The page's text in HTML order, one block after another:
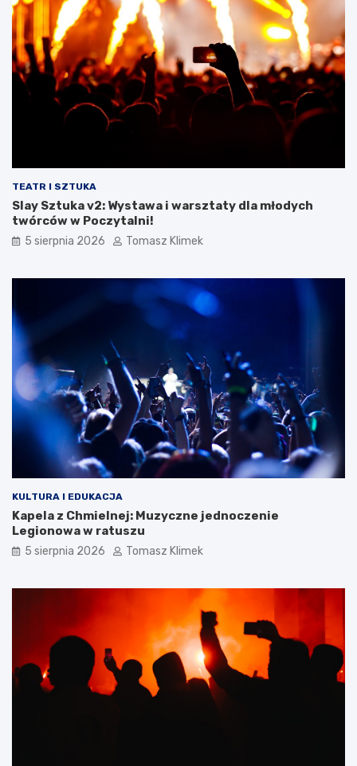
TEATR I SZTUKA
Slay Sztuka v2: Wystawa i warsztaty dla młodych
twórców w Poczytalni!
5 sierpnia 2026 Tomasz Klimek
KULTURA I EDUKACJA
Kapela z Chmielnej: Muzyczne jednoczenie
Legionowa w ratuszu
5 sierpnia 2026 Tomasz Klimek